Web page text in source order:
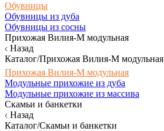
Обувницы
Обувницы из дуба
Обувницы из сосны
Прихожая Вилия-М модульная
Назад
Каталог/Прихожая Вилия-М модульная
Прихожая Вилия-М модульная
Модульные прихожие из дуба
Модульные прихожие из массива
Скамьи и банкетки
Назад
Каталог/Скамьи и банкетки